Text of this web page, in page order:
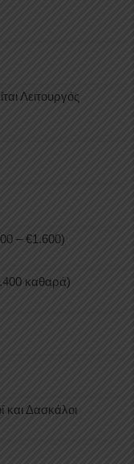
Λειτουργός
– €1.600)
καθαρά)
και Δασκάλοι